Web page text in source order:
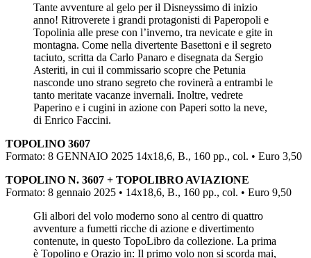
Tante avventure al gelo per il Disneyssimo di inizio
anno! Ritroverete i grandi protagonisti di Paperopoli e
Topolinia alle prese con l’inverno, tra nevicate e gite in
montagna. Come nella divertente Basettoni e il segreto
taciuto, scritta da Carlo Panaro e disegnata da Sergio
Asteriti, in cui il commissario scopre che Petunia
nasconde uno strano segreto che rovinerà a entrambi le
tanto meritate vacanze invernali. Inoltre, vedrete
Paperino e i cugini in azione con Paperi sotto la neve,
di Enrico Faccini.
TOPOLINO 3607
Formato: 8 GENNAIO 2025 14x18,6, B., 160 pp., col. • Euro 3,50
TOPOLINO N. 3607 + TOPOLIBRO AVIAZIONE
Formato: 8 gennaio 2025 • 14x18,6, B., 160 pp., col. • Euro 9,50
Gli albori del volo moderno sono al centro di quattro
avventure a fumetti ricche di azione e divertimento
contenute, in questo TopoLibro da collezione. La prima
è Topolino e Orazio in: Il primo volo non si scorda mai,